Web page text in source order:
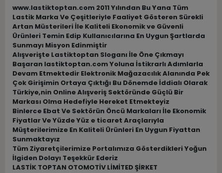
www.lastiktoptan.com 2011 Yılından Bu Yana Tüm
Lastik Marka Ve Çeşitleriyle Faaliyet Gösteren Sürekli
Artan Müsterileri İle Kaliteli Ekonomik ve Güvenli
Ürünleri Temin Edip Kullanıcılarına En Uygun Şartlarda
Sunmayı Misyon Edinmiştir
Alışverişte Lastiktoptan Sloganı İle Öne Çıkmayı
Başaran lastiktoptan.com Yoluna İstikrarlı Adımlarla
Devam Etmektedir Elektronik Mağazacılık Alanında Pek
Çok Girişimin Ortaya Çıktığı Bu Dönemde İddialı Olarak
Türkiye,nin Online Alışveriş Sektöründe Güçlü Bir
Markası Olma Hedefiyle Hereket Etmekteyiz
Binlerce Ebat Ve Sektörün Öncü Markaları İle Ekonomik
Fiyatlar Ve Yüzde Yüz e ticaret Araçlarıyla
Müşterilerimize En Kaliteli Ürünleri En Uygun Fiyattan
Sunmaktayız
Tüm Ziyaretçilerimize Portalımıza Gösterdikleri Yoğun
İlgiden Dolayı Teşekkür Ederiz
LASTİK TOPTAN OTOMOTİV LİMİTED ŞİRKET